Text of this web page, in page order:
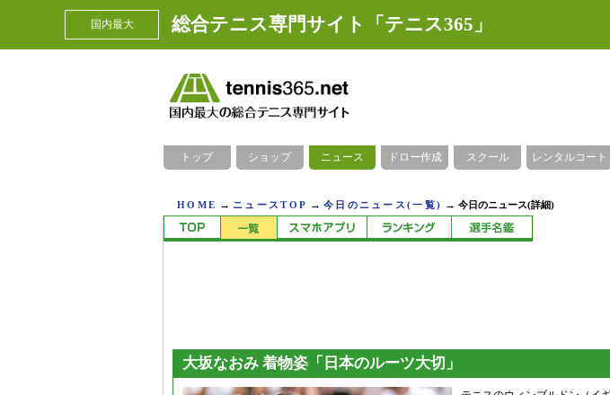
国内最大 総合テニス専門サイト「テニス365」
トップ ショップ ニュース ドロー作成 スクール レンタルコート
HOME → ニュースTOP →今日のニュース(一覧) →今日のニュース(詳細)
大坂なおみ 着物姿「日本のルーツ大切」